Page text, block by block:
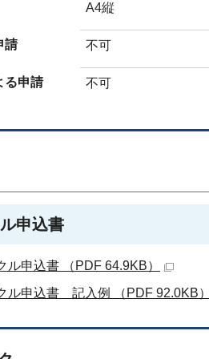
A4縦
請 不可
る申請 不可
申込書
ル申込書 （PDF 64.9KB）
ル申込書 記入例 （PDF 92.0KB